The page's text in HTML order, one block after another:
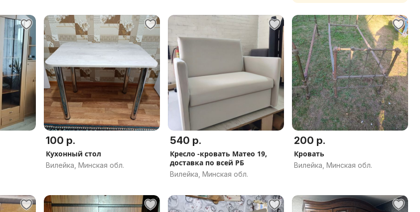
100 р.
Кухонный стол
Вилейка, Минская обл.
540 р.
Кресло -кровать Матео 19,
доставка по всей РБ
Вилейка, Минская обл.
200 р.
Кровать
Вилейка, Минская обл.